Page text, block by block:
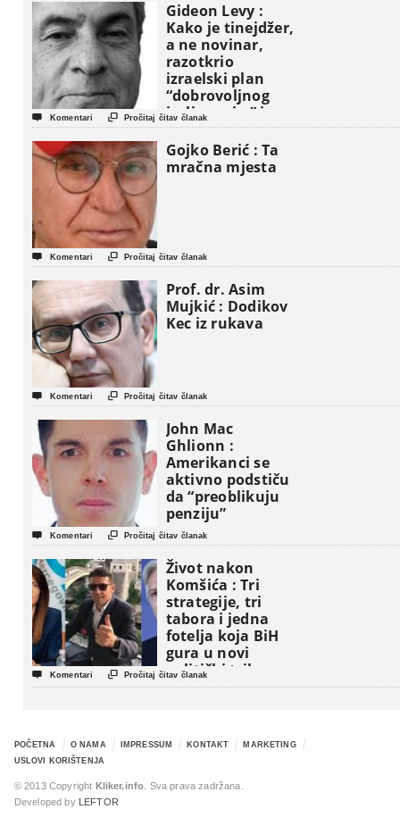
Gideon Levy :
Kako je tinejdžer,
a ne novinar,
razotkrio
izraelski plan
“dobrovoljnog
iseljavanja ” iz
Gaze
 Komentari  Pročitaj čitav članak
Gojko Berić : Ta
mračna mjesta
 Komentari  Pročitaj čitav članak
Prof. dr. Asim
Mujkić : Dodikov
Kec iz rukava
 Komentari  Pročitaj čitav članak
John Mac
Ghlionn :
Amerikanci se
aktivno podstiču
da “preoblikuju
penziju”
 Komentari  Pročitaj čitav članak
Život nakon
Komšića : Tri
strategije, tri
tabora i jedna
fotelja koja BiH
gura u novi
politički triler
 Komentari  Pročitaj čitav članak
POČETNA O NAMA IMPRESSUM KONTAKT
MARKETING
USLOVI KORIŠTENJA
© 2013 Copyright Kliker.info . Sva prava zadržana.
Developed by
LEFTOR